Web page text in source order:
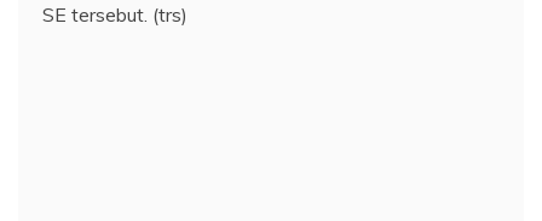
SE tersebut. (trs)